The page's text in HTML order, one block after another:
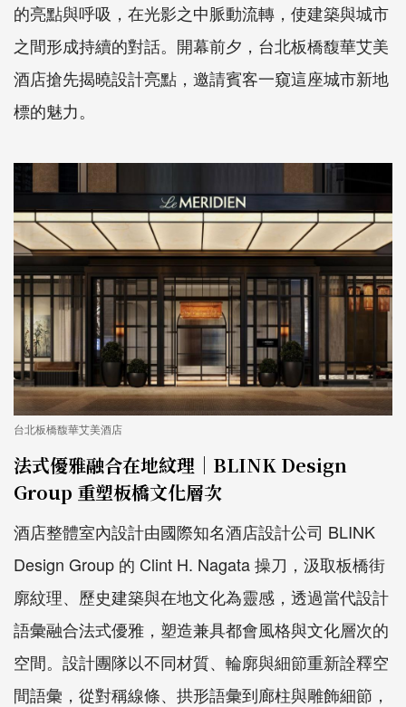
的亮點與呼吸，在光影之中脈動流轉，使建築與城市
之間形成持續的對話。開幕前夕，台北板橋馥華艾美
酒店搶先揭曉設計亮點，邀請賓客一窺這座城市新地
標的魅力。
台北板橋馥華艾美酒店
法式優雅融合在地紋理｜BLINK Design
Group 重塑板橋文化層次
酒店整體室內設計由國際知名酒店設計公司 BLINK
Design Group 的 Clint H. Nagata 操刀，汲取板橋街
廓紋理、歷史建築與在地文化為靈感，透過當代設計
語彙融合法式優雅，塑造兼具都會風格與文化層次的
空間。設計團隊以不同材質、輪廓與細節重新詮釋空
間語彙，從對稱線條、拱形語彙到廊柱與雕飾細節，